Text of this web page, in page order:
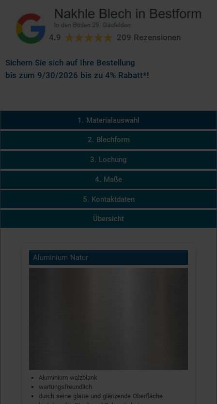
4.9 209 Rezensionen
Sichern Sie sich auf Ihre Bestellung
bis zum 9/30/2026 bis zu 4% Rabatt*!
1. Materialauswahl
2. Blechform
3. Lochung
4. Maße
5. Kontaktdaten
Übersicht
Aluminium Natur
Aluminium walzblank
wartungsfreundlich
durch seine glatte und glänzende Oberfläche